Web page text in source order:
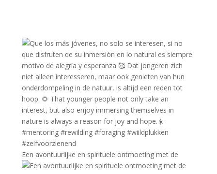
Een avontuurlijke en spirituele ontmoeting met de